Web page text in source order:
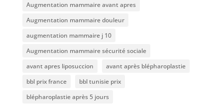
Augmentation mammaire avant apres
Augmentation mammaire douleur
augmentation mammaire j 10
Augmentation mammaire sécurité sociale
avant apres liposuccion
avant après blépharoplastie
bbl prix france
bbl tunisie prix
blépharoplastie après 5 jours